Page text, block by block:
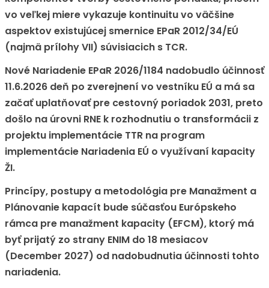
vo veľkej miere vykazuje kontinuitu vo väčšine
aspektov existujúcej smernice EPaR 2012/34/EÚ
(najmä prílohy VII) súvisiacich s TCR.
Nové Nariadenie EPaR 2026/1184 nadobudlo účinnosť
11.6.2026 deň po zverejnení vo vestníku EÚ a má sa
začať uplatňovať pre cestovný poriadok 2031, preto
došlo na úrovni RNE k rozhodnutiu o transformácii z
projektu implementácie TTR na program
implementácie Nariadenia EÚ o využívaní kapacity
ŽI.
Princípy, postupy a metodológia pre Manažment a
Plánovanie kapacít bude súčasťou Európskeho
rámca pre manažment kapacity (EFCM), ktorý má
byť prijatý zo strany ENIM do 18 mesiacov
(December 2027) od nadobudnutia účinnosti tohto
nariadenia.